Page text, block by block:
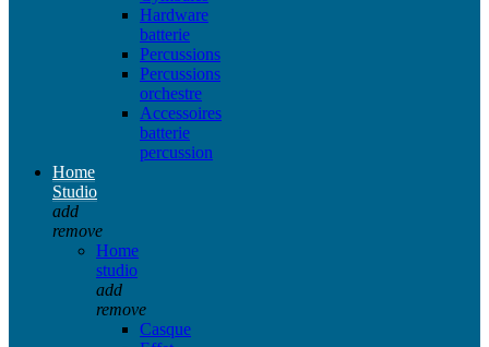
Hardware
batterie
Percussions
Percussions
orchestre
Accessoires
batterie
percussion
Home
Studio
add
remove
Home
studio
add
remove
Casque